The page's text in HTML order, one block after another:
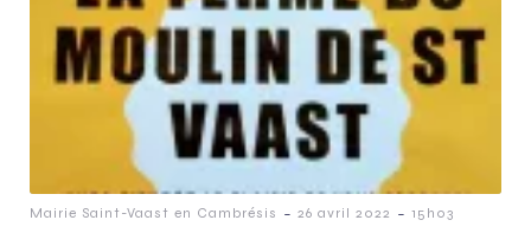
Mairie Saint-Vaast en Cambrésis - 26 avril 2022 - 15h03